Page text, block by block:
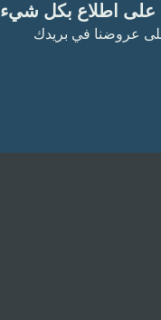
على اطلاع بكل شيء
عروضنا في بريدك